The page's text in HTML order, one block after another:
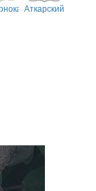
Аткарский